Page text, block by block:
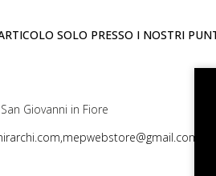
SOLO PRESSO I NOSTRI
Giovanni in Fiore